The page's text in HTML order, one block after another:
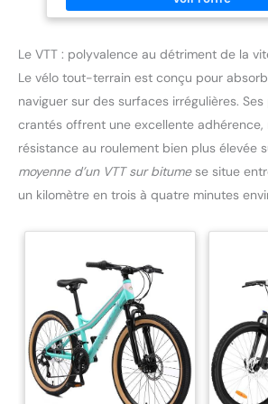
Le VTT : polyvalence au détriment de la
Le vélo tout-terrain est conçu pour
naviguer sur des surfaces irrégulières.
crantés offrent une excellente adhérence,
résistance au roulement bien plus élevée
moyenne d’un VTT sur bitumese situe
un kilomètre en trois à quatre minutes